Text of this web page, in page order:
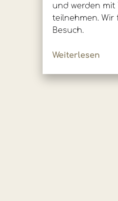
und werden mit
teilnehmen.
Besuch.
Weiterlesen